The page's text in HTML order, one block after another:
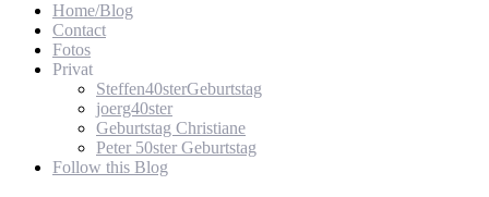
Home/Blog
Contact
Fotos
Privat
Steffen40sterGeburtstag
joerg40ster
Geburtstag Christiane
Peter 50ster Geburtstag
Follow this Blog